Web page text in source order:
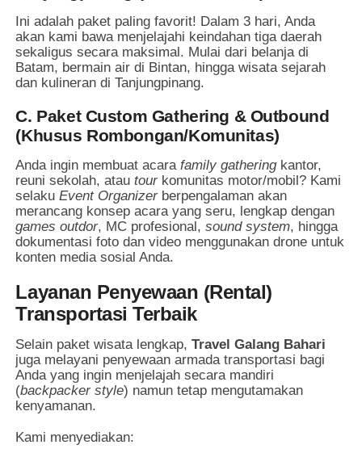
Ini adalah paket paling favorit! Dalam 3 hari, Anda
akan kami bawa menjelajahi keindahan tiga daerah
sekaligus secara maksimal. Mulai dari belanja di
Batam, bermain air di Bintan, hingga wisata sejarah
dan kulineran di Tanjungpinang.
C. Paket Custom Gathering & Outbound
(Khusus Rombongan/Komunitas)
Anda ingin membuat acarafamily gatheringkantor,
reuni sekolah, atautour komunitas motor/mobil? Kami
selakuEvent Organizer berpengalaman akan
merancang konsep acara yang seru, lengkap dengan
games outdor, MC profesional,sound system, hingga
dokumentasi foto dan video menggunakan drone untuk
konten media sosial Anda.
Layanan Penyewaan (Rental)
Transportasi Terbaik
Selain paket wisata lengkap,Travel Galang Bahari
juga melayani penyewaan armada transportasi bagi
Anda yang ingin menjelajah secara mandiri
(backpacker style) namun tetap mengutamakan
kenyamanan.
Kami menyediakan: